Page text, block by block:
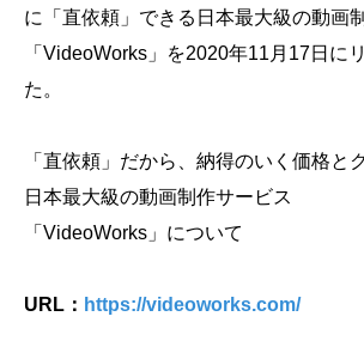
採用情報
お問合わせ・無料見積
に「直依頼」できる日本最大級の動画
「VideoWorks」を2020年11月17日に
た。
「直依頼」だから、納得のいく価格と
日本最大級の動画制作サービス
「VideoWorks」について
URL： https://videoworks.com/